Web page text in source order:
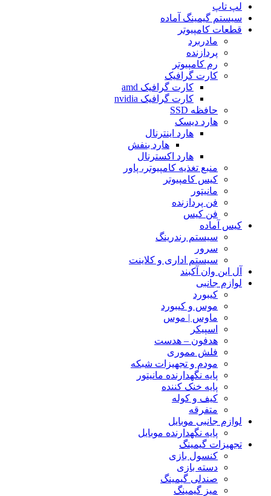
لپ تاپ
سیستم گیمینگ آماده
قطعات کامپیوتر
مادربرد
پردازنده
رم کامپیوتر
کارت گرافیک
کارت گرافیک amd
کارت گرافیک nvidia
حافظه SSD
هارد دیسک
هارد اینترنال
هارد بنفش
هارد اکسترنال
منبع تغذیه کامپیوتر، پاور
کیس کامپیوتر
مانیتور
فن پردازنده
فن کیس
کیس آماده
سیستم رندرینگ
سرور
سیستم‌ اداری و کلاینت
آل این وان آکبند
لوازم جانبی
کیبورد
موس و کیبورد
ماوس | موس
اسپیکر
هدفون – هدست
فلش مموری
مودم و تجهیزات شبکه
پایه نگهدارنده مانیتور
پایه خنک کننده
کیف و کوله
متفرقه
لوازم جانبی موبایل
پایه نگهدارنده موبایل
تجهیزات گیمینگ
کنسول بازی
دسته بازی
صندلی گیمینگ
میز گیمینگ